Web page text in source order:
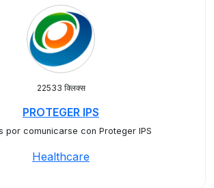
22533 क्लिक्स
PROTEGER IPS
por comunicarse con Proteger IPS
Healthcare